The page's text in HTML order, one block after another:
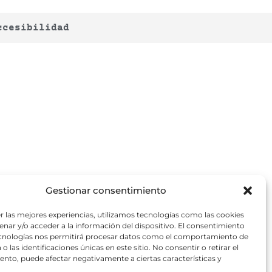
Gestionar consentimiento
las mejores experiencias, utilizamos tecnologías como las cookies
y/o acceder a la información del dispositivo. El consentimiento
nos permitirá procesar datos como el comportamiento de
o las identificaciones únicas en este sitio. No consentir o retirar el
puede afectar negativamente a ciertas características y